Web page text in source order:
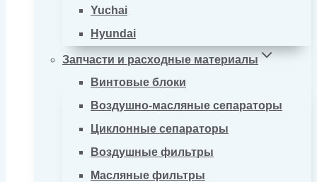
Yuchai
Hyundai
Запчасти и расходные материалы
Винтовые блоки
Воздушно-масляные сепараторы
Циклонные сепараторы
Воздушные фильтры
Масляные фильтры